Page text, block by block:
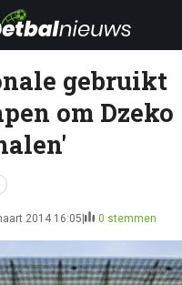
gebruikt
om Dzeko
2014 16:05 0 stemmen